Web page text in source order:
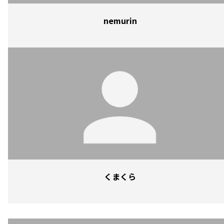
nemurin
くまくら